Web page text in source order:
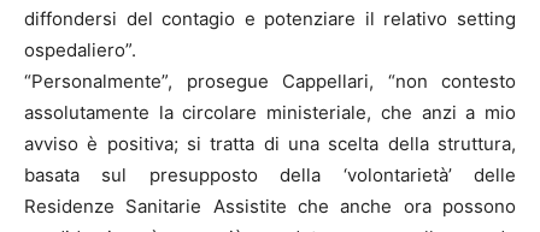
diffondersi del contagio e potenziare il relativo setting
ospedaliero”.
“Personalmente”, prosegue Cappellari, “non contesto
assolutamente la circolare ministeriale, che anzi a mio
avviso è positiva; si tratta di una scelta della struttura,
basata sul presupposto della ‘volontarietà’ delle
Residenze Sanitarie Assistite che anche ora possono